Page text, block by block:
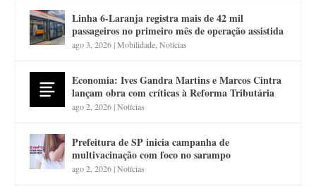
Linha 6-Laranja registra mais de 42 mil
passageiros no primeiro mês de operação assistida
ago 3, 2026|Mobilidade,Notícias
Economia: Ives Gandra Martins e Marcos Cintra
lançam obra com críticas à Reforma Tributária
ago 2, 2026|Notícias
Prefeitura de SP inicia campanha de
multivacinação com foco no sarampo
ago 2, 2026|Notícias